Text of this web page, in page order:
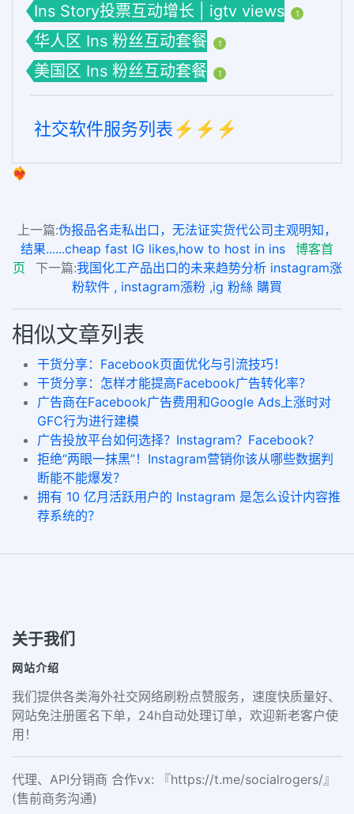
Ins Story投票互动增长 | igtv views 1
华人区 Ins 粉丝互动套餐 1
美国区 Ins 粉丝互动套餐 1
社交软件服务列表⚡️⚡️⚡️
❤️‍🔥
上一篇:伪报品名走私出口，无法证实货代公司主观明知，
结果......cheap fast IG likes,how to host in ins
博客首
页
下一篇:我国化工产品出口的未来趋势分析 instagram涨
粉软件 , instagram漲粉 ,ig 粉絲 購買
相似文章列表
干货分享：Facebook页面优化与引流技巧！
干货分享：怎样才能提高Facebook广告转化率？
广告商在Facebook广告费用和Google Ads上涨时对
GFC行为进行建模
广告投放平台如何选择？Instagram？Facebook？
拒绝“两眼一抹黑”！Instagram营销你该从哪些数据判
断能不能爆发？
拥有 10 亿月活跃用户的 Instagram 是怎么设计内容推
荐系统的？
关于我们
网站介绍
我们提供各类海外社交网络刷粉点赞服务，速度快质量好、
网站免注册匿名下单，24h自动处理订单，欢迎新老客户使
用！
代理、API分销商 合作vx: 『https://t.me/socialrogers/』
(售前商务沟通)